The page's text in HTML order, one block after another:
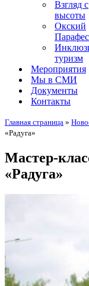
Взгляд с
высоты
Окский
туризм
Мероприятия
Мы в СМИ
Документы
Контакты
Главная страница »
«Радуга»
Мастер-
«Радуга»